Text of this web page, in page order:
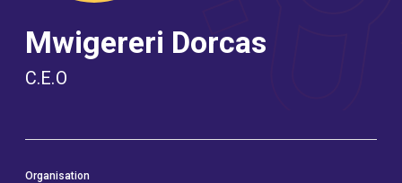
Mwigereri Dorcas
C.E.O
Organisation